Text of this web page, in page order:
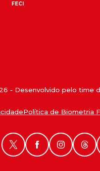
FECI
- Desenvolvido pelo time
Política de Biometria